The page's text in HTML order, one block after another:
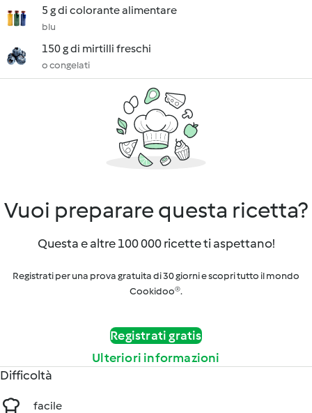
5 g di colorante alimentare
blu
150 g di mirtilli freschi
o congelati
Vuoi preparare questa ricetta?
Questa e altre 100 000 ricette ti aspettano!
Registrati per una prova gratuita di 30 giorni e scopri tutto il mondo
Cookidoo®.
Registrati gratis
Ulteriori informazioni
Difficoltà
facile